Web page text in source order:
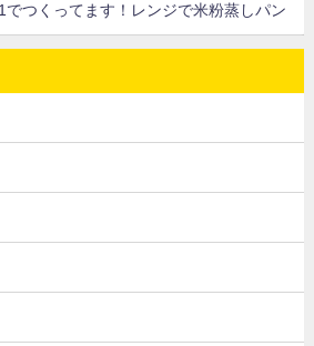
でつくってます！レンジで米粉蒸しパン